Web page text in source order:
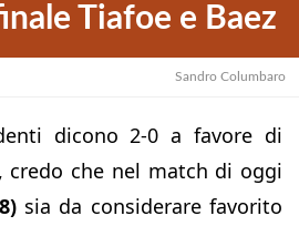
Tiafoe e Baez
Sandro Columbaro
dicono 2-0 a favore di
credo che nel match di oggi
sia da considerare favorito